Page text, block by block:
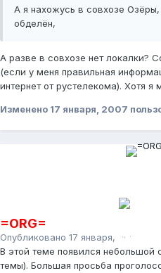
А я нахожусь в совхозе
обделён,
А разве в совхозе нет локалки?
(если у меня правильная
интернет от рустелекома). Хотя я
Изменено 17 января, 2007
=ORG=
Опубликовано 17 января, 2007
В этой теме появился небольшой
темы). Большая просьба